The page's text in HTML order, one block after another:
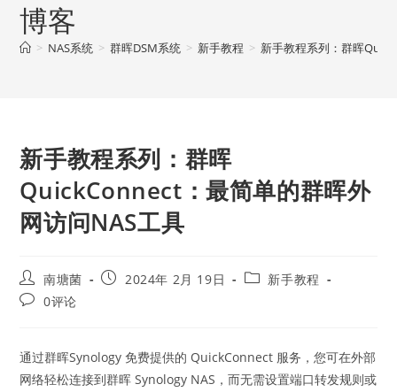
博客
> NAS系统 > 群晖DSM系统 > 新手教程 > 新手教程系列：群晖
新手教程系列：群晖
QuickConnect：最简单的群晖外
网访问NAS工具
Post
author:
南塘菌
Post2024年 2月 19日
Post新手教程
Post0评论
通过群晖Synology 免费提供的 QuickConnect 服务，您可在外部
网络轻松连接到群晖 Synology NAS，而无需设置端口转发规则或